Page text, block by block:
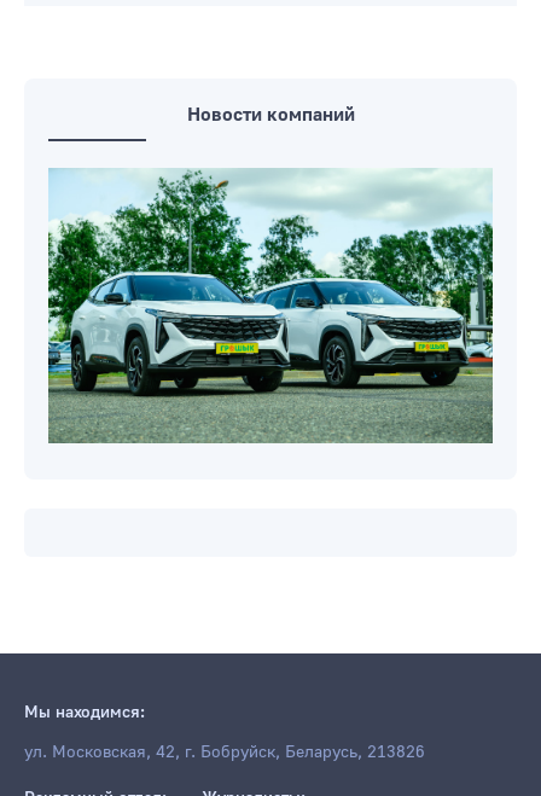
Новости компаний
Мы находимся:
ул. Московская, 42, г. Бобруйск, Беларусь, 213826